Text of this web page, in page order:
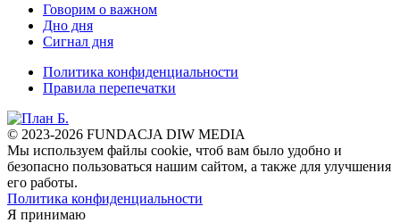
Говорим о важном
Дно дня
Сигнал дня
Политика конфиденциальности
Правила перепечатки
© 2023-2026 FUNDACJA DIW MEDIA
Мы используем файлы cookie, чтоб вам было удобно и
безопасно пользоваться нашим сайтом, а также для улучшения
его работы.
Политика конфиденциальности
Я принимаю